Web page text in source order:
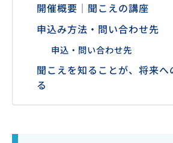
開催概要｜聞こえの講座
申込み方法・問い合わせ先
申込・問い合わせ先
聞こえを知ることが、将来へ
る